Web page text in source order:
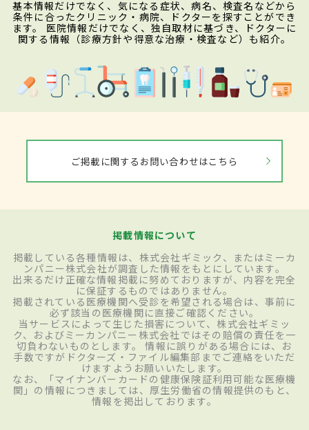
基本情報だけでなく、気になる症状、病名、検査名などから
条件に合ったクリニック・病院、ドクターを探すことができ
ます。 医院情報だけでなく、独自取材に基づき、ドクターに
関する情報（診療方針や得意な治療・検査など）も紹介。
ご掲載に関するお問い合わせはこちら
掲載情報について
掲載している各種情報は、株式会社ギミック、またはミーカ
ンパニー株式会社が調査した情報をもとにしています。
出来るだけ正確な情報掲載に努めておりますが、内容を完全
に保証するものではありません。
掲載されている医療機関へ受診を希望される場合は、事前に
必ず該当の医療機関に直接ご確認ください。
当サービスによって生じた損害について、株式会社ギミッ
ク、およびミーカンパニー株式会社ではその賠償の責任を一
切負わないものとします。 情報に誤りがある場合には、お
手数ですがドクターズ・ファイル編集部までご連絡をいただ
けますようお願いいたします。
なお、「マイナンバーカードの健康保険証利用可能な医療機
関」の情報につきましては、厚生労働省の情報提供のもと、
情報を掲出しております。